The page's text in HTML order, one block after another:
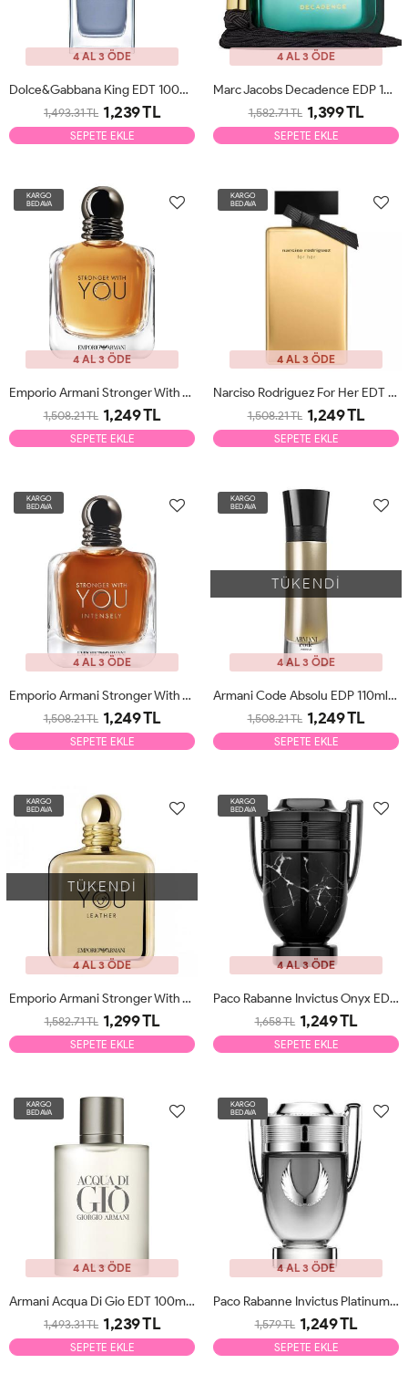
4 AL 3 ÖDE
Dolce&Gabbana King EDT 100ml Erkek Parfüm Tester
1,493.31 TL 1,239 TL
SEPETE EKLE
4 AL 3 ÖDE
Marc Jacobs Decadence EDP 100ml Kadın Parfüm Tester
1,582.71 TL 1,399 TL
SEPETE EKLE
KARGO
BEDAVA
4 AL 3 ÖDE
Emporio Armani Stronger With You EDT 100ml Erkek Parfüm Tester
1,508.21 TL 1,249 TL
SEPETE EKLE
KARGO
BEDAVA
4 AL 3 ÖDE
Narciso Rodriguez For Her EDT Limited Edition 100ml Kadın Parfüm Tester
1,508.21 TL 1,249 TL
SEPETE EKLE
KARGO
BEDAVA
4 AL 3 ÖDE
Emporio Armani Stronger With You Intensely EDP 100ml Erkek Parfüm Tester
1,508.21 TL 1,249 TL
SEPETE EKLE
KARGO
BEDAVA
4 AL 3 ÖDE
TÜKENDİ
Armani Code Absolu EDP 110ml Erkek Parfüm Tester
1,508.21 TL 1,249 TL
SEPETE EKLE
KARGO
BEDAVA
4 AL 3 ÖDE
TÜKENDİ
Emporio Armani Stronger With You Leather EDP 100ml Erkek Parfüm Tester
1,582.71 TL 1,299 TL
SEPETE EKLE
KARGO
BEDAVA
4 AL 3 ÖDE
Paco Rabanne Invictus Onyx EDT 100ml Erkek Parfüm Tester
1,658 TL 1,249 TL
SEPETE EKLE
KARGO
BEDAVA
4 AL 3 ÖDE
Armani Acqua Di Gio EDT 100ml Erkek Parfüm Tester
1,493.31 TL 1,239 TL
SEPETE EKLE
KARGO
BEDAVA
4 AL 3 ÖDE
Paco Rabanne Invictus Platinum EDP 100ml Erkek Parfüm Tester
1,579 TL 1,249 TL
SEPETE EKLE